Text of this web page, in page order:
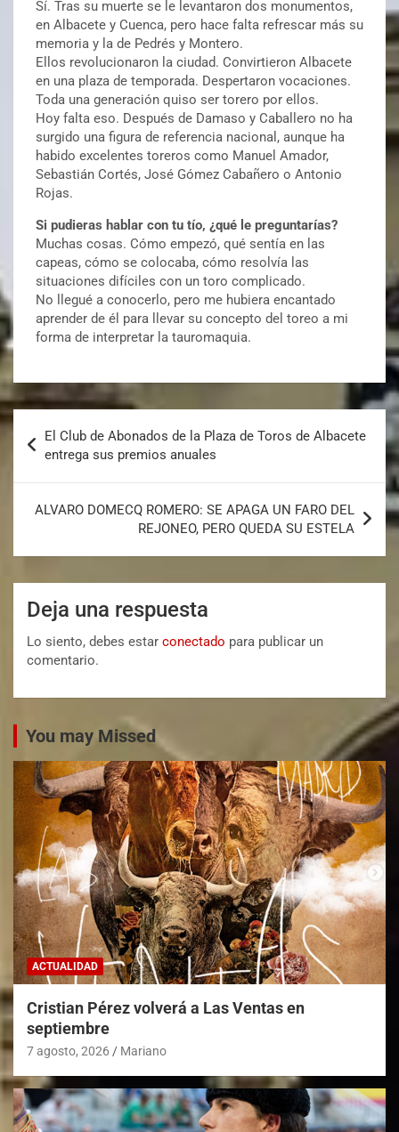
Sí. Tras su muerte se le levantaron dos monumentos,
en Albacete y Cuenca, pero hace falta refrescar más su
memoria y la de Pedrés y Montero.
Ellos revolucionaron la ciudad. Convirtieron Albacete
en una plaza de temporada. Despertaron vocaciones.
Toda una generación quiso ser torero por ellos.
Hoy falta eso. Después de Damaso y Caballero no ha
surgido una figura de referencia nacional, aunque ha
habido excelentes toreros como Manuel Amador,
Sebastián Cortés, José Gómez Cabañero o Antonio
Rojas.
Si pudieras hablar con tu tío, ¿qué le preguntarías?
Muchas cosas. Cómo empezó, qué sentía en las
capeas, cómo se colocaba, cómo resolvía las
situaciones difíciles con un toro complicado.
No llegué a conocerlo, pero me hubiera encantado
aprender de él para llevar su concepto del toreo a mi
forma de interpretar la tauromaquia.
El Club de Abonados de la Plaza de Toros de Albacete
entrega sus premios anuales
ALVARO DOMECQ ROMERO: SE APAGA UN FARO DEL
REJONEO, PERO QUEDA SU ESTELA
Deja una respuesta
Lo siento, debes estar conectado para publicar un
comentario.
You may Missed
ACTUALIDAD
Cristian Pérez volverá a Las Ventas en
septiembre
7 agosto, 2026 Mariano